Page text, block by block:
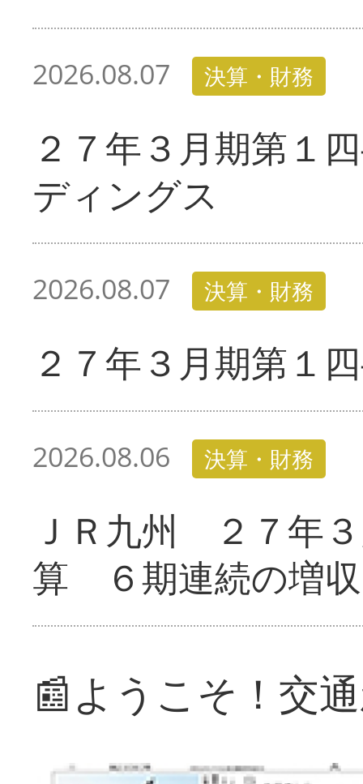
2026.08.07 決算・財務
２７年３月期第１
ディングス
2026.08.07 決算・財務
２７年３月期第１
2026.08.06 決算・財務
ＪＲ九州 ２７年
算 ６期連続の増収
📰ようこそ！交